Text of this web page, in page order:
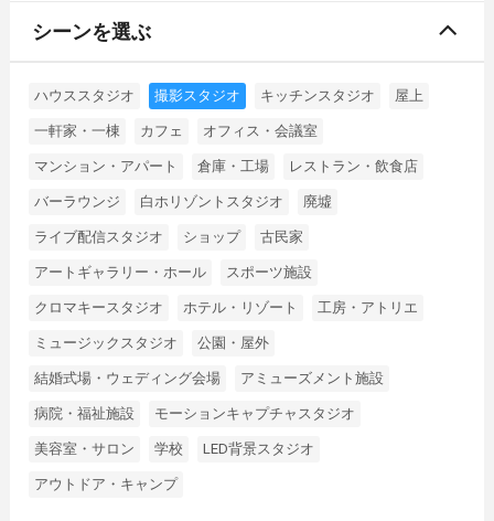
シーンを選ぶ
ハウススタジオ 撮影スタジオ キッチンスタジオ 屋上
一軒家・一棟 カフェ オフィス・会議室
マンション・アパート 倉庫・工場 レストラン・飲食店
バーラウンジ 白ホリゾントスタジオ 廃墟
ライブ配信スタジオ ショップ 古民家
アートギャラリー・ホール スポーツ施設
クロマキースタジオ ホテル・リゾート 工房・アトリエ
ミュージックスタジオ 公園・屋外
結婚式場・ウェディング会場 アミューズメント施設
病院・福祉施設 モーションキャプチャスタジオ
美容室・サロン 学校 LED背景スタジオ
アウトドア・キャンプ